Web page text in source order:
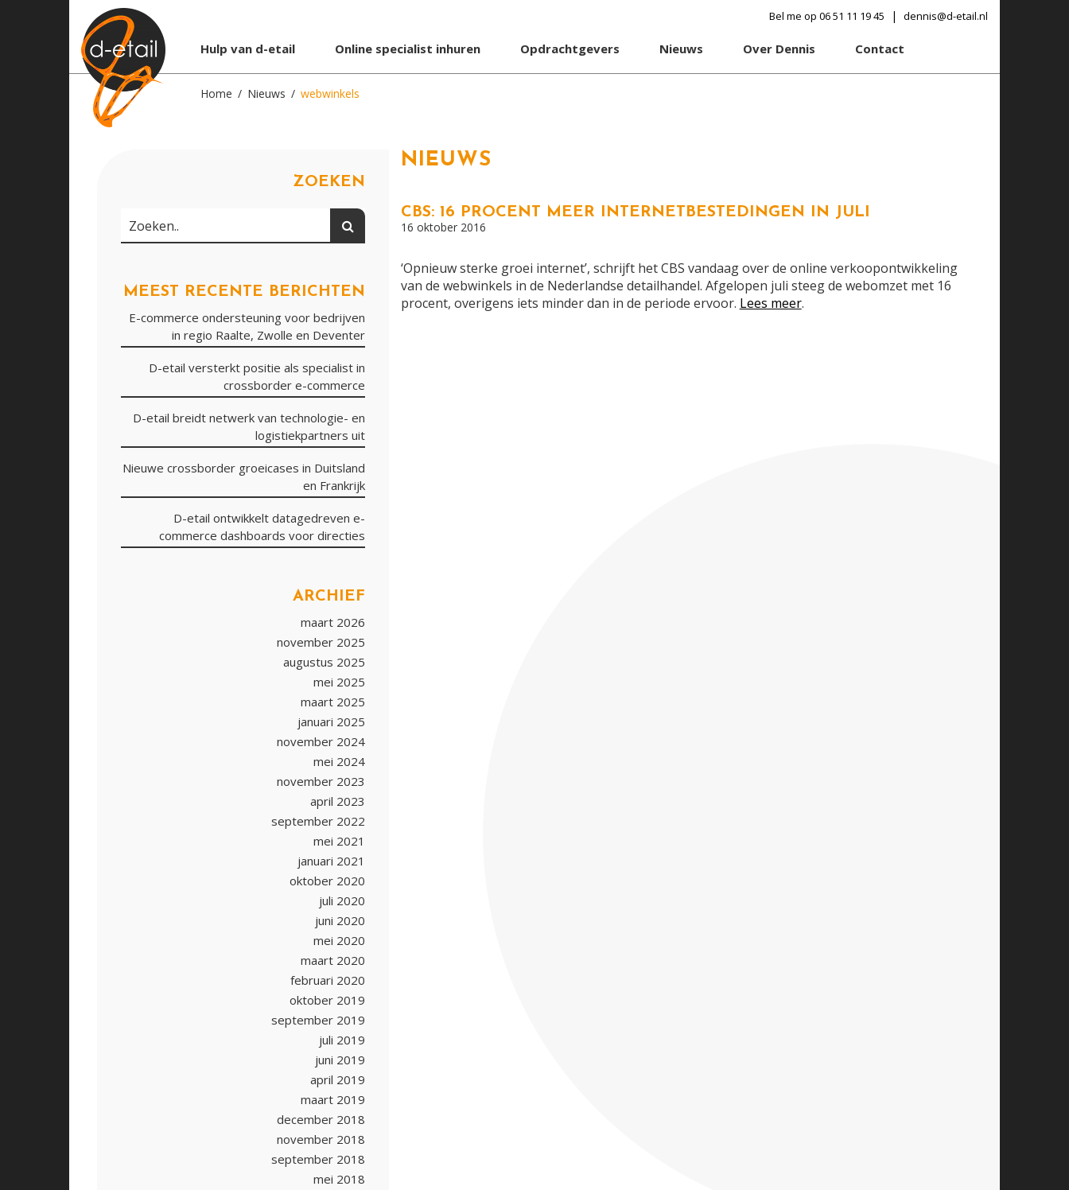
Bel me op 06 51 11 19 45 | dennis@d-etail.nl
Hulp van d-etail Online specialist inhuren Opdrachtgevers Nieuws Over Dennis Contact
Home Nieuws webwinkels
NIEUWS
CBS: 16 PROCENT MEER INTERNETBESTEDINGEN IN JULI
16 oktober 2016
‘Opnieuw sterke groei internet’, schrijft het CBS vandaag over de online verkoopontwikkeling
van de webwinkels in de Nederlandse detailhandel. Afgelopen juli steeg de webomzet met 16
procent, overigens iets minder dan in de periode ervoor. Lees meer.
ZOEKEN
Zoeken..
MEEST RECENTE BERICHTEN
E-commerce ondersteuning voor bedrijven
in regio Raalte, Zwolle en Deventer
D-etail versterkt positie als specialist in
crossborder e-commerce
D-etail breidt netwerk van technologie- en
logistiekpartners uit
Nieuwe crossborder groeicases in Duitsland
en Frankrijk
D-etail ontwikkelt datagedreven e-
commerce dashboards voor directies
ARCHIEF
maart 2026
november 2025
augustus 2025
mei 2025
maart 2025
januari 2025
november 2024
mei 2024
november 2023
april 2023
september 2022
mei 2021
januari 2021
oktober 2020
juli 2020
juni 2020
mei 2020
maart 2020
februari 2020
oktober 2019
september 2019
juli 2019
juni 2019
april 2019
maart 2019
december 2018
november 2018
september 2018
mei 2018